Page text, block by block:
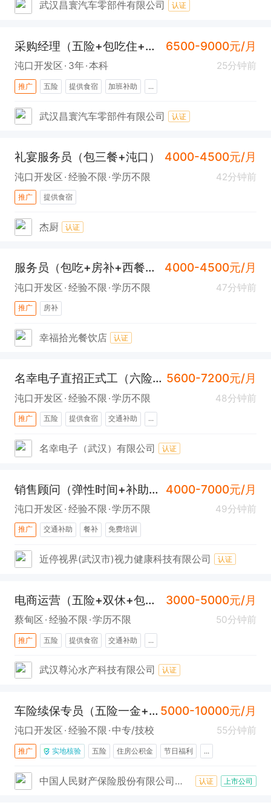
武汉昌寰汽车零部件有限公司 认证
采购经理（五险+包吃住+沌口） 6500-9000元/月
沌口开发区 3年 本科 25分钟前
推广 五险 提供食宿 加班补助 ...
武汉昌寰汽车零部件有限公司 认证
礼宴服务员（包三餐+沌口） 4000-4500元/月
沌口开发区 经验不限 学历不限 42分钟前
推广 提供食宿
杰厨 认证
服务员（包吃+房补+西餐厅+经开万达） 4000-4500元/月
沌口开发区 经验不限 学历不限 47分钟前
推广 房补
幸福拾光餐饮店 认证
名幸电子直招正式工（六险一金+包吃住) 5600-7200元/月
沌口开发区 经验不限 学历不限 48分钟前
推广 五险 提供食宿 交通补助 ...
名幸电子（武汉）有限公司 认证
销售顾问（弹性时间+补助+沌口） 4000-7000元/月
沌口开发区 经验不限 学历不限 49分钟前
推广 交通补助 餐补 免费培训
近停视界(武汉市)视力健康科技有限公司 认证
电商运营（五险+双休+包吃住+车补+免费充电桩+蔡甸） 3000-5000元/月
蔡甸区 经验不限 学历不限 50分钟前
推广 五险 提供食宿 交通补助 ...
武汉尊沁水产科技有限公司 认证
车险续保专员（五险一金+年终奖+沌口） 5000-10000元/月
沌口开发区 经验不限 中专/技校 55分钟前
推广 实地核验 五险 住房公积金 节日福利 ...
中国人民财产保险股份有限公司武汉市武汉经济技术开发区支公司 认证 上市公司